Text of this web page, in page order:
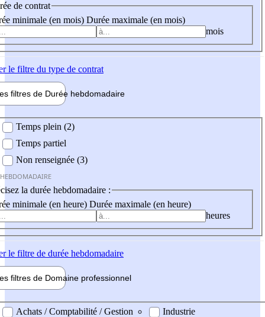
de contrat
minimale (en mois) Durée maximale (en mois)
mois
le filtre du type de contrat
filtres de Durée hebdomadaire
Temps plein (2)
Temps partiel
Non renseignée (3)
la durée hebdomadaire :
minimale (en heure) Durée maximale (en heure)
heures
le filtre de durée hebdomadaire
filtres de Domaine professionnel
professionel
Achats / Comptabilité / Gestion
Industrie